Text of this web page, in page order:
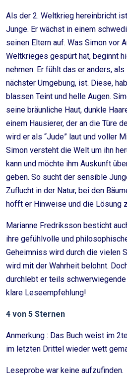
Als der 2. Weltkrieg hereinbricht
Junge. Er wächst in einem
seinen Eltern auf. Was Simon vor
Weltkrieges gespürt hat, beginnt
nehmen. Er fühlt das er anders,
nächster Umgebung, ist. Diese,
blassen Teint und helle Augen.
seine bräunliche Haut, dunkle
einem Hausierer, der an die Türe
wird er als “Jude” laut und voller
Simon versteht die Welt um ihn
kann und möchte ihm Auskunft
geben. So sucht der sensible
Zuflucht in der Natur, bei den
hofft er Hinweise und die Lösung
Marianne Fredriksson besticht
ihre gefühlvolle und
Geheimniss wird durch die vielen
wird mit der Wahrheit belohnt.
durchlebt er teils schwerwiegende
klare Leseempfehlung!
4 von 5 Sternen
Anmerkung : Das Buch weist im
im letzten Drittel wieder wett
Leseprobe war keine aufzufinden.